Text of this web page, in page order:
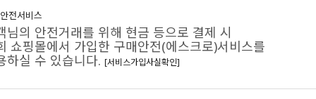
전서비스
님의 안전거래를 위해 현금 등으로 결제 시
쇼핑몰에서 가입한 구매안전(에스크로)서비스를
하실 수 있습니다. [서비스가입사실확인]